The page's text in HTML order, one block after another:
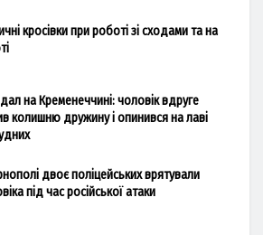
кросівки при роботі зі сходами та на
на Кременеччині: чоловік вдруге
колишню дружину і опинився на лаві
двоє поліцейських врятували
під час російської атаки